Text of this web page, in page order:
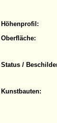
Höhenprofil:
Oberfläche:
Status /
Kunstbauten: